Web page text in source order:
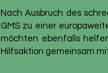
Nach Ausbruch des
GMS zu einer
möchten ebenfalls
Hilfsaktion gemeinsam